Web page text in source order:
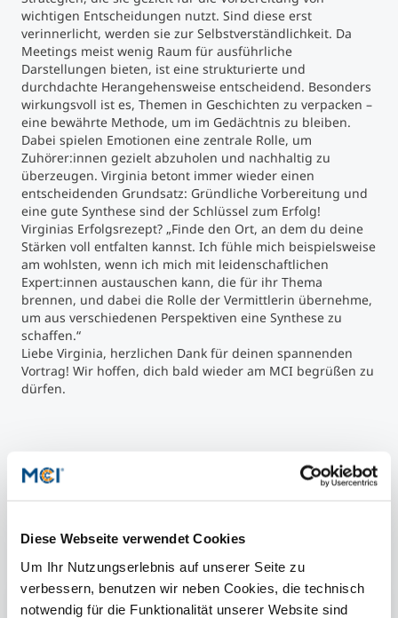
Diese Webseite verwendet Cookies
Um Ihr Nutzungserlebnis auf unserer Seite zu
verbessern, benutzen wir neben Cookies, die technisch
notwendig für die Funktionalität unserer Website sind
wichtigen Entscheidungen nutzt. Sind diese erst
verinnerlicht, werden sie zur Selbstverständlichkeit. Da
Meetings meist wenig Raum für ausführliche
Darstellungen bieten, ist eine strukturierte und
durchdachte Herangehensweise entscheidend. Besonders
wirkungsvoll ist es, Themen in Geschichten zu verpacken –
eine bewährte Methode, um im Gedächtnis zu bleiben.
Dabei spielen Emotionen eine zentrale Rolle, um
Zuhörer:innen gezielt abzuholen und nachhaltig zu
überzeugen. Virginia betont immer wieder einen
entscheidenden Grundsatz: Gründliche Vorbereitung und
eine gute Synthese sind der Schlüssel zum Erfolg!
Virginias Erfolgsrezept? „Finde den Ort, an dem du deine
Stärken voll entfalten kannst. Ich fühle mich beispielsweise
am wohlsten, wenn ich mich mit leidenschaftlichen
Expert:innen austauschen kann, die für ihr Thema
brennen, und dabei die Rolle der Vermittlerin übernehme,
um aus verschiedenen Perspektiven eine Synthese zu
schaffen.“
Liebe Virginia, herzlichen Dank für deinen spannenden
Vortrag! Wir hoffen, dich bald wieder am MCI begrüßen zu
dürfen.
Gruppenfoto mit Virginia ©Mader
Mehr Informationen
Wirtschaftsingenieurwesen | Bachelor